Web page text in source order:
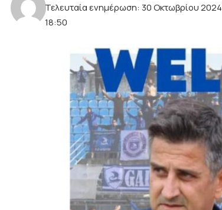
Τελευταία ενημέρωση: 30 Οκτωβρίου 2024
18:50